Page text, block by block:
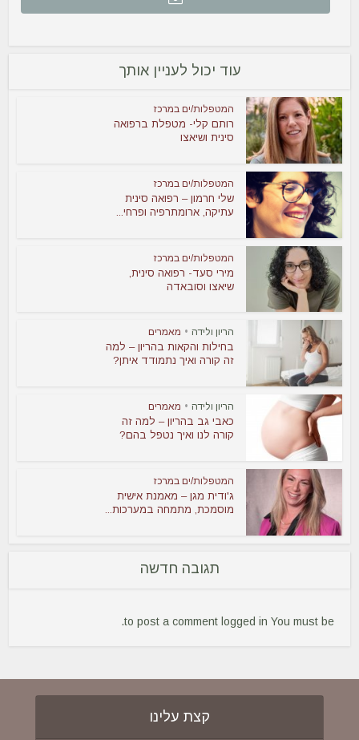
עוד יכול לעניין אותך
המטפלות/ים במרכז
רותם קלי- מטפלת ברפואה
סינית ושיאצו
המטפלות/ים במרכז
שלי חרמון – רפואה סינית
עתיקה, ארומתרפיה ופרחי...
המטפלות/ים במרכז
מירי סעד- רפואה סינית,
שיאצו וסובאדה
הריון ולידה • מאמרים
בחילות והקאות בהריון – למה
זה קורה ואיך נתמודד איתן?
הריון ולידה • מאמרים
כאבי גב בהריון – למה זה
קורה לנו ואיך נטפל בהם?
המטפלות/ים במרכז
ג'ודית מגן – מאמנת אישית
מוסמכת, מתמחה במערכות...
תגובה חדשה
You must be
logged in
to post a comment.
קצת עלינו